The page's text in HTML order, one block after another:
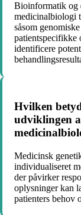
Bioinformatik og
medicinalbiologi
såsom
patientspecifikke
identificere
Hvilken
udviklingen
Medicinsk
individualiseret
der påvirker
oplysninger kan
patienters behov